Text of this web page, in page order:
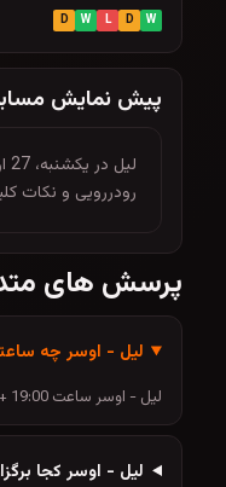
W
D
L
W
D
پیش نمایش
رودررویی و نکات
پرسش های
لیل - اوسر چه
لیل - اوسر ساعت 19:00 +00:00 شروع می شود.
لیل - اوسر کجا